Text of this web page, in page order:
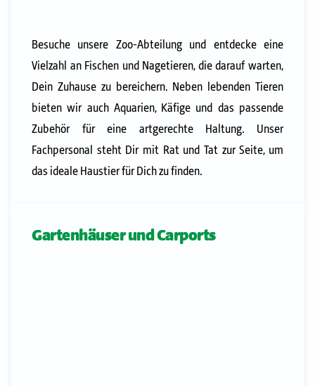
Besuche unsere Zoo-Abteilung und entdecke eine
Vielzahl an Fischen und Nagetieren, die darauf warten,
Dein Zuhause zu bereichern. Neben lebenden Tieren
bieten wir auch Aquarien, Käfige und das passende
Zubehör für eine artgerechte Haltung. Unser
Fachpersonal steht Dir mit Rat und Tat zur Seite, um
das ideale Haustier für Dich zu finden.
Gartenhäuser und Carports